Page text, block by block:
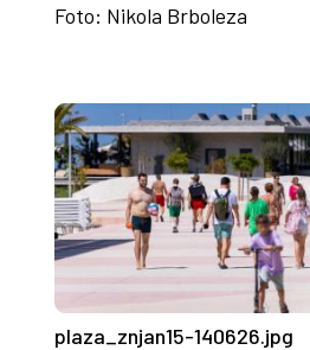
Foto: Nikola Brboleza
plaza_znjan15-140626.jpg